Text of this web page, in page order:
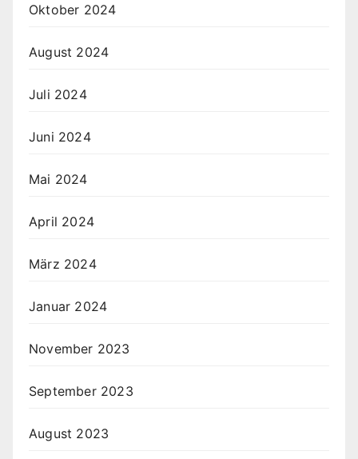
Oktober 2024
August 2024
Juli 2024
Juni 2024
Mai 2024
April 2024
März 2024
Januar 2024
November 2023
September 2023
August 2023